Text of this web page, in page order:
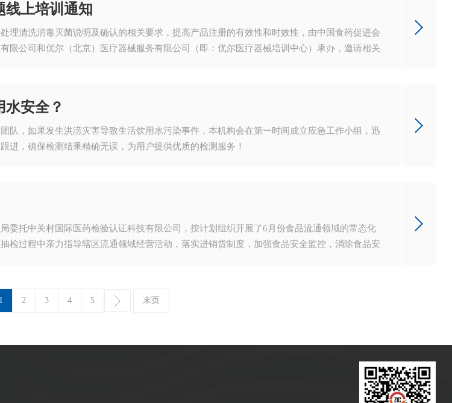
线上培训通知
理清洗消毒灭菌说明及确认的相关要求，提高产品注册的有效性和时效性，由中国食药促进会
限公司和优尔（北京）医疗器械服务有限公司（即：优尔医疗器械培训中心）承办，邀请相关
安全？
队，如果发生洪涝灾害导致生活饮用水污染事件，本机构会在第一时间成立应急工作小组，迅
进，确保检测结果精确无误，为用户提供优质的检测服务！
委托中关村国际医药检验认证科技有限公司，按计划组织开展了6月份食品流通领域的常态化
检过程中亲力指导辖区流通领域经营活动，落实进销货制度，加强食品安全监控，消除食品安
1 2 3 4 5 末页